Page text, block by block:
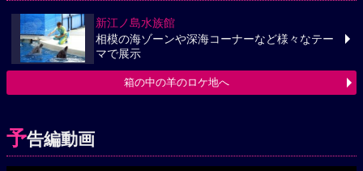
新江ノ島水族館
相模の海ゾーンや深海コーナーなど様々なテー
マで展示
箱の中の羊のロケ地へ
予告編動画